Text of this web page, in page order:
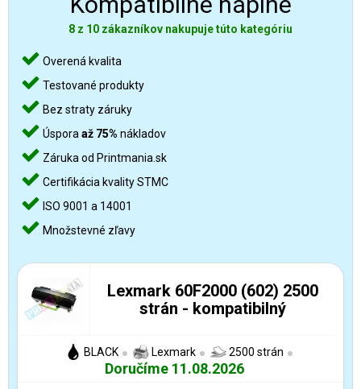
8 z 10 zákazníkov nakupuje túto kategóriu
Overená kvalita
Testované produkty
Bez straty záruky
Úspora až 75% nákladov
Záruka od Printmania.sk
Certifikácia kvality STMC
ISO 9001 a 14001
Množstevné zľavy
Lexmark 60F2000 (602) 2500
strán - kompatibilný
BLACK Lexmark 2500 strán
Doručíme 11.08.2026